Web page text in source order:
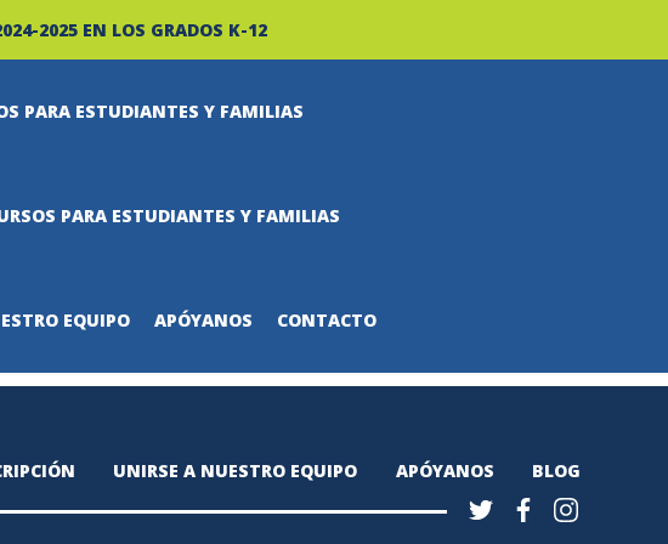
2025 EN LOS GRADOS K-12
PARA ESTUDIANTES Y FAMILIAS
PARA ESTUDIANTES Y FAMILIAS
EQUIPO APÓYANOS CONTACTO
UNIRSE A NUESTRO EQUIPO APÓYANOS
BLOG